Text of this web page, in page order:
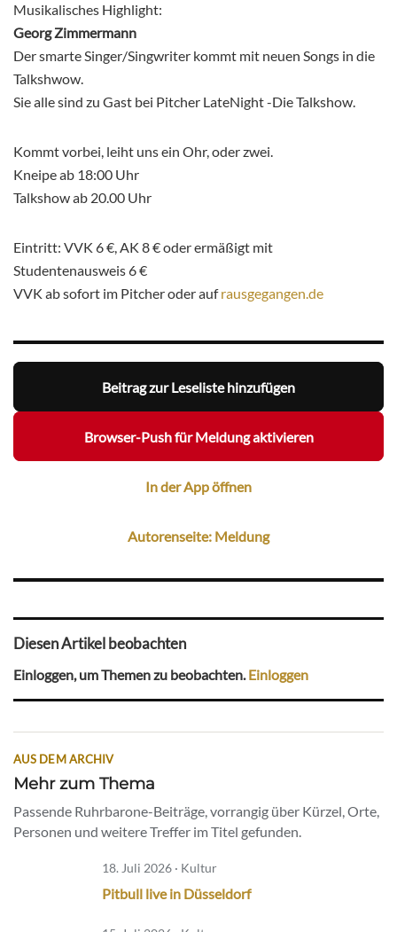
Musikalisches Highlight:
Georg Zimmermann
Der smarte Singer/Singwriter kommt mit neuen Songs in die
Talkshwow.
Sie alle sind zu Gast bei Pitcher LateNight -Die Talkshow.
Kommt vorbei, leiht uns ein Ohr, oder zwei.
Kneipe ab 18:00 Uhr
Talkshow ab 20.00 Uhr
Eintritt: VVK 6 €, AK 8 € oder ermäßigt mit
Studentenausweis 6 €
VVK ab sofort im Pitcher oder aufrausgegangen.de
Beitrag zur Leseliste hinzufügen
Browser-Push für Meldung aktivieren
In der App öffnen
Autorenseite: Meldung
Diesen Artikel beobachten
Einloggen, um Themen zu beobachten.Einloggen
AUS DEM ARCHIV
Mehr zum Thema
Passende Ruhrbarone-Beiträge, vorrangig über Kürzel, Orte,
Personen und weitere Treffer im Titel gefunden.
18. Juli 2026 · Kultur
Pitbull live in Düsseldorf